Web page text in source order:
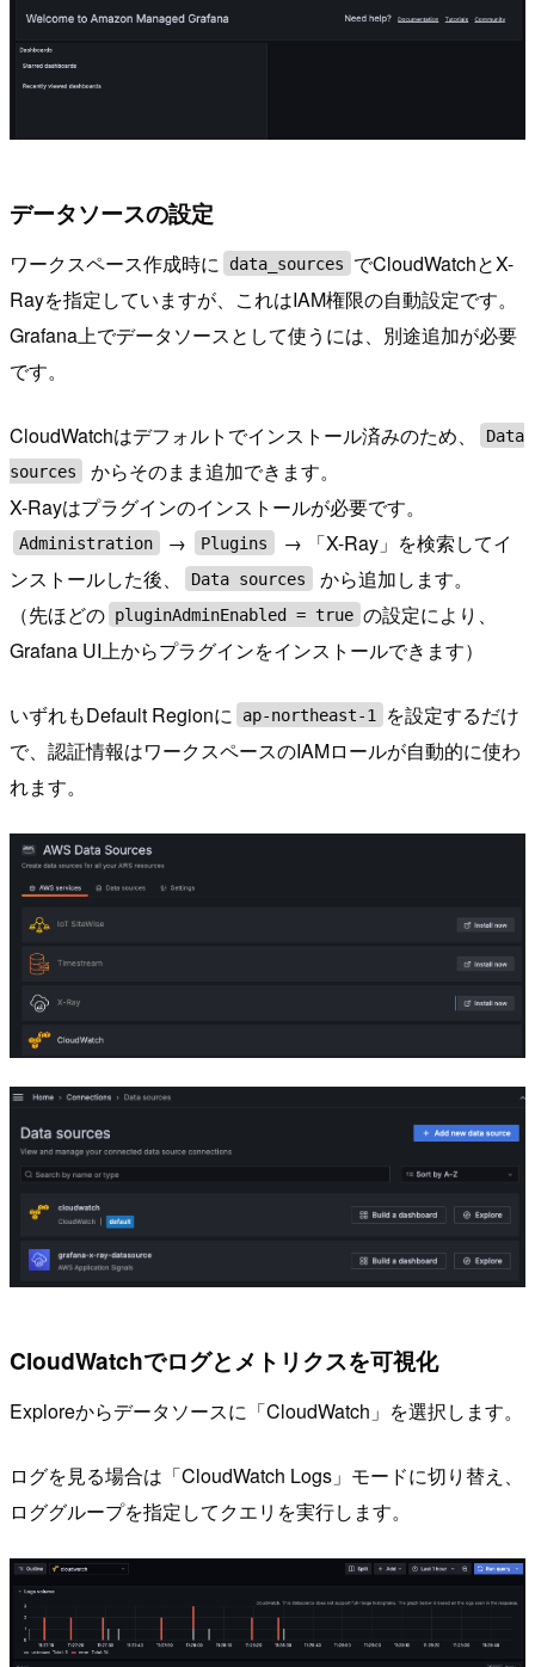
データソースの設定
ワークスペース作成時に data_sources
でCloudWatchとX-
Rayを指定していますが、これはIAM権限の自動設定です。
Grafana上でデータソースとして使うには、別途追加が必要
です。
CloudWatchはデフォルトでインストール済みのため、
Data
sources
からそのまま追加できます。
X-Rayはプラグインのインストールが必要です。
Administration → Plugins
→ 「X-Ray」を検索してイ
ンストールした後、
Data sources
から追加します。
（先ほどの pluginAdminEnabled = true の設定により、
Grafana UI上からプラグインをインストールできます）
いずれもDefault Regionに ap-northeast-1
を設定するだけ
で、認証情報はワークスペースのIAMロールが自動的に使わ
れます。
CloudWatchでログとメトリクスを可視化
Exploreからデータソースに「CloudWatch」を選択します。
ログを見る場合は「CloudWatch Logs」モードに切り替え、
ロググループを指定してクエリを実行します。